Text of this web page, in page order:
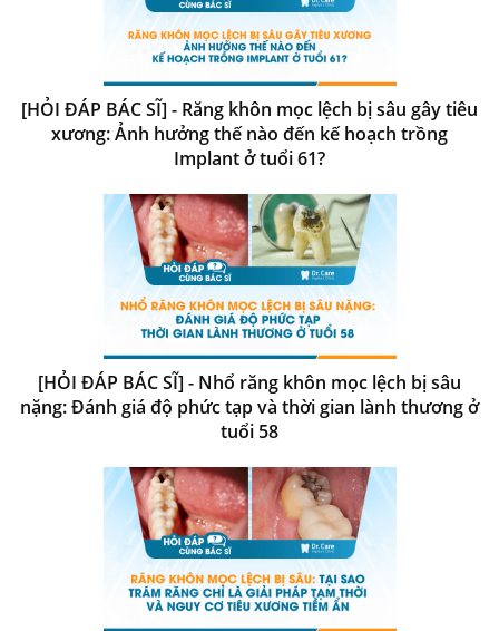
[HỎI ĐÁP BÁC SĨ] - Răng khôn mọc lệch bị sâu gây tiêu
xương: Ảnh hưởng thế nào đến kế hoạch trồng
Implant ở tuổi 61?
[HỎI ĐÁP BÁC SĨ] - Nhổ răng khôn mọc lệch bị sâu
nặng: Đánh giá độ phức tạp và thời gian lành thương ở
tuổi 58